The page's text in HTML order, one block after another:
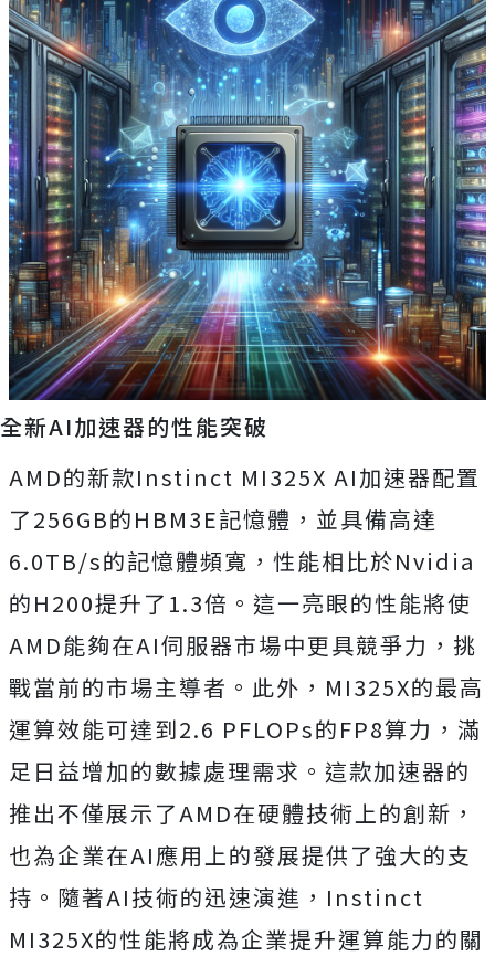
全新AI加速器的性能突破
AMD的新款Instinct MI325X AI加速器配置
了256GB的HBM3E記憶體，並具備高達
6.0TB/s的記憶體頻寬，性能相比於Nvidia
的H200提升了1.3倍。這一亮眼的性能將使
AMD能夠在AI伺服器市場中更具競爭力，挑
戰當前的市場主導者。此外，MI325X的最高
運算效能可達到2.6 PFLOPs的FP8算力，滿
足日益增加的數據處理需求。這款加速器的
推出不僅展示了AMD在硬體技術上的創新，
也為企業在AI應用上的發展提供了強大的支
持。隨著AI技術的迅速演進，Instinct
MI325X的性能將成為企業提升運算能力的關